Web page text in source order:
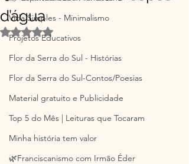
Vida Simples - Minimalismo
Projetos Educativos
Flor da Serra do Sul - Histórias
Flor da Serra do Sul-Contos/Poesias
Material gratuito e Publicidade
Top 5 do Mês | Leituras que Tocaram
Minha história tem valor
🌿Franciscanismo com Irmão Éder
d’água
Avaliado com NaN de 5 estrelas.